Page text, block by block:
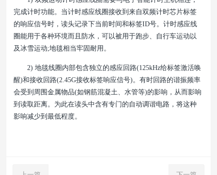
完成计时功能。当计时感应线圈接收到来自双频计时芯片标签
的响应信号时，读头记录下当前时间和标签ID号。计时感应线
圈能用于各种环境而且防水，可以被用于跑步、自行车运动以
及冰雪运动;地毯相当牢固耐用。
2) 地毯线圈内部包含独立的感应回路(125kHz给标签激活唤
醒)和接收回路(2.45G接收标签响应信号)。有时回路的谐振频率
会受到周围金属物品(如钢筋混凝土、水管等)的影响，从而影响
到读取距离。为此在读头中含有专门的自动调谐电路，将这种
影响减少到最低程度。